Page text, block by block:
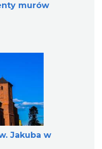
murów
Jakuba w